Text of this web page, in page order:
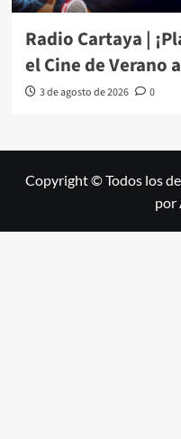
Radio Cartaya |
el Cine de Verano
3 de agosto de 2026 0
Copyright © Todos los
por